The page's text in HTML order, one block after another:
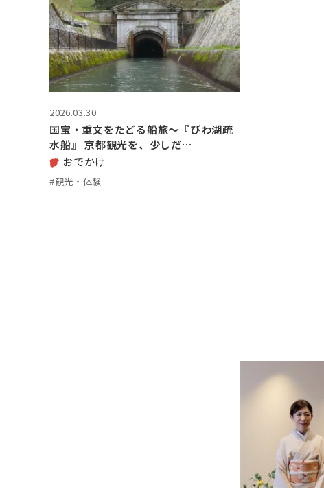
2026.03.30
国宝・重文をたどる船旅～『びわ湖疏
水船』 京都観光を、少しだ…
おでかけ
#観光・体験